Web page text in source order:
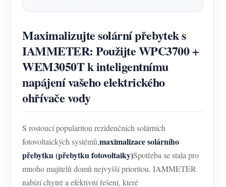
Maximalizujte solární přebytek s
IAMMETER: Použijte WPC3700 +
WEM3050T k inteligentnímu
napájení vašeho elektrického
ohřívače vody
S rostoucí popularitou rezidenčních solárních
fotovoltaických systémů,maximalizace solárního
přebytku (přebytku fotovoltaiky)Spotřeba se stala pro
mnoho majitelů domů nejvyšší prioritou. IAMMETER
nabízí chytré a efektivní řešení, které